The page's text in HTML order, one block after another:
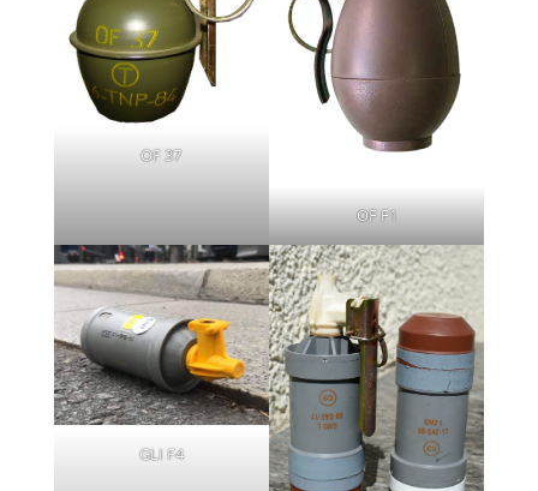
OF 37
OF F1
GLI F4